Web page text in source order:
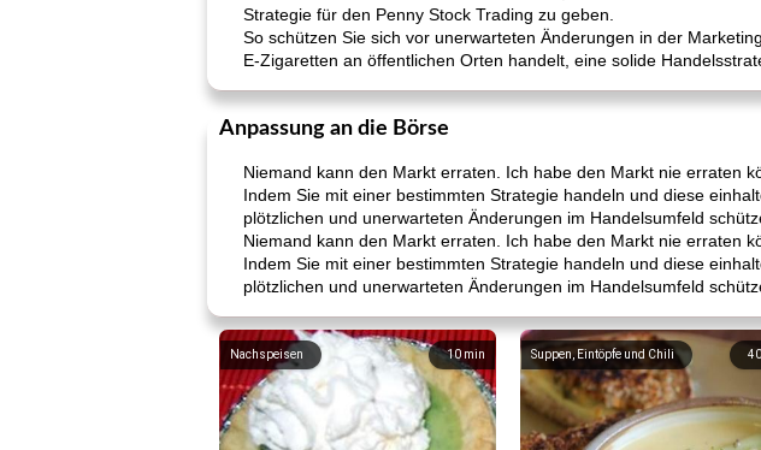
Strategie für den Penny Stock Trading zu geben.
So schützen Sie sich vor unerwarteten Änderungen in der
E-Zigaretten an öffentlichen Orten handelt, eine solide
Anpassung an die Börse
Niemand kann den Markt erraten. Ich habe den Markt nie erraten
Indem Sie mit einer bestimmten Strategie handeln und diese
plötzlichen und unerwarteten Änderungen im Handelsumfeld
Niemand kann den Markt erraten. Ich habe den Markt nie erraten
Indem Sie mit einer bestimmten Strategie handeln und diese
plötzlichen und unerwarteten Änderungen im Handelsumfeld
10 min
Nachspeisen 40
Suppen, Eintöpfe und Chili